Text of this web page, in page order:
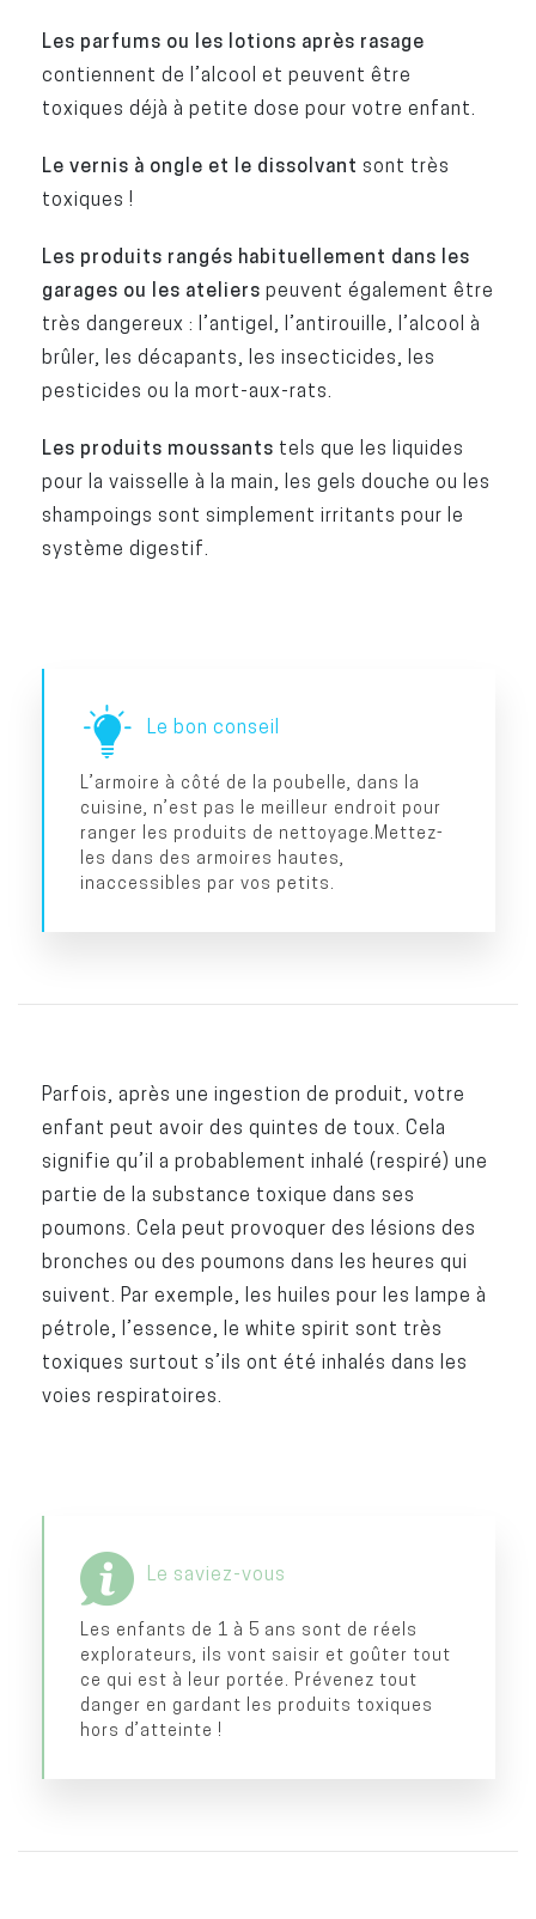
Les parfums ou les lotions après rasage
contiennent de l’alcool et peuvent être
toxiques déjà à petite dose pour votre enfant.
Le vernis à ongle et le dissolvant sont très
toxiques !
Les produits rangés habituellement dans les
garages ou les ateliers peuvent également être
très dangereux : l’antigel, l’antirouille, l’alcool à
brûler, les décapants, les insecticides, les
pesticides ou la mort-aux-rats.
Les produits moussants tels que les liquides
pour la vaisselle à la main, les gels douche ou les
shampoings sont simplement irritants pour le
système digestif.
Le bon conseil
L’armoire à côté de la poubelle, dans la
cuisine, n’est pas le meilleur endroit pour
ranger les produits de nettoyage.Mettez-
les dans des armoires hautes,
inaccessibles par vos petits.
Parfois, après une ingestion de produit, votre
enfant peut avoir des quintes de toux. Cela
signifie qu’il a probablement inhalé (respiré) une
partie de la substance toxique dans ses
poumons. Cela peut provoquer des lésions des
bronches ou des poumons dans les heures qui
suivent. Par exemple, les huiles pour les lampe à
pétrole, l’essence, le white spirit sont très
toxiques surtout s’ils ont été inhalés dans les
voies respiratoires.
Le saviez-vous
Les enfants de 1 à 5 ans sont de réels
explorateurs, ils vont saisir et goûter tout
ce qui est à leur portée. Prévenez tout
danger en gardant les produits toxiques
hors d’atteinte !